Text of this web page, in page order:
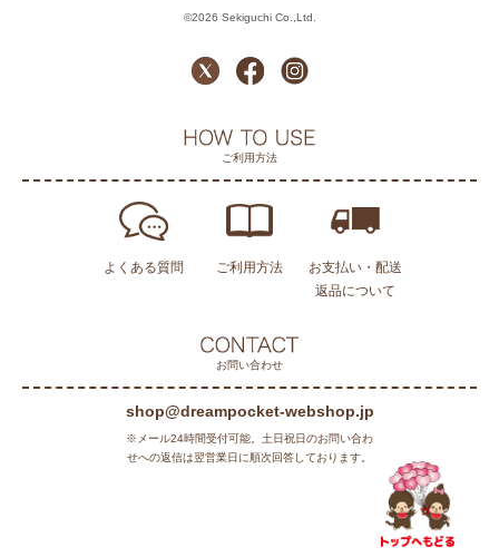
©2026 Sekiguchi Co.,Ltd.
お問い合わせ
shop@dreampocket-webshop.jp
※メール24時間受付可能。土日祝日のお問い合わ
せへの返信は翌営業日に順次回答しております。
ご利用方法
よくある質問 ご利用方法
お支払い・配送
返品について